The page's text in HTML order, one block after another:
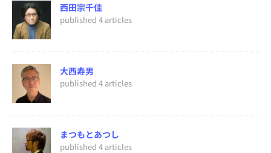
西田宗千佳
published 4 articles
大西寿男
published 4 articles
まつもとあつし
published 4 articles